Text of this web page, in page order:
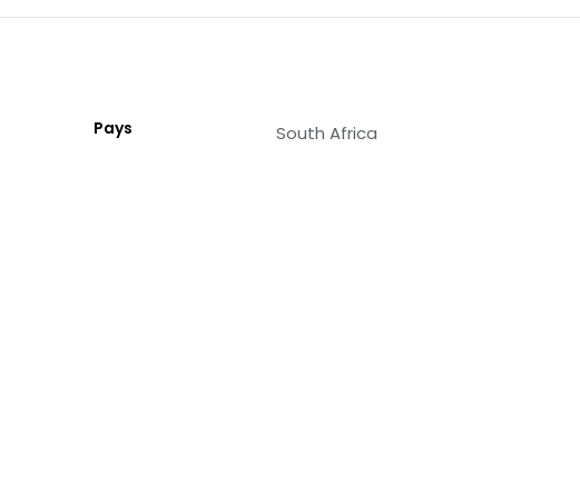
Pays South Africa